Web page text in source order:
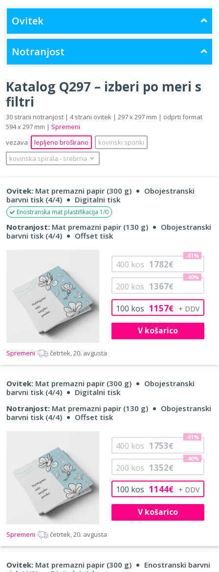
Ovitek
Notranjost
Katalog Q297 – izberi po meri s
filtri
30 strani notranjost | 4 strani ovitek | 297 x 297 mm | odprti format
594 x 297 mm | Spremeni
vezava
lepljeno broširano
kovinski sponki
kovinska spirala ‐ srebrna
Ovitek: Mat premazni papir (300 g)
Obojestranski
barvni tisk (4/4)
Digitalni tisk
Enostranska mat plastifikacija 1/0
Notranjost: Mat premazni papir (130 g)
Obojestranski
barvni tisk (4/4)
Offset tisk
100 kos 1157€
200 kos 1367€
-40%
400 kos 1782€
-61%
V košarico
Spremeni četrtek, 20. avgusta
Ovitek: Mat premazni papir (300 g)
Obojestranski
barvni tisk (4/4)
Digitalni tisk
Notranjost: Mat premazni papir (130 g)
Obojestranski
barvni tisk (4/4)
Offset tisk
100 kos 1144€
200 kos 1352€
-40%
400 kos 1753€
-61%
V košarico
Spremeni četrtek, 20. avgusta
Ovitek: Mat premazni papir (300 g)
Enostranski barvni